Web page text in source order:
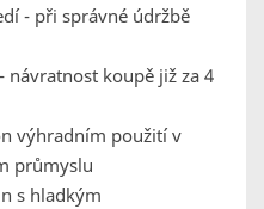
- při správné údržbě
koupě již za 4
výhradním použití v
průmyslu
s hladkým